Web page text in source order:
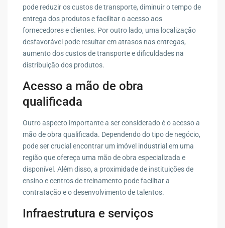
pode reduzir os custos de transporte, diminuir o tempo de
entrega dos produtos e facilitar o acesso aos
fornecedores e clientes. Por outro lado, uma localização
desfavorável pode resultar em atrasos nas entregas,
aumento dos custos de transporte e dificuldades na
distribuição dos produtos.
Acesso a mão de obra
qualificada
Outro aspecto importante a ser considerado é o acesso a
mão de obra qualificada. Dependendo do tipo de negócio,
pode ser crucial encontrar um imóvel industrial em uma
região que ofereça uma mão de obra especializada e
disponível. Além disso, a proximidade de instituições de
ensino e centros de treinamento pode facilitar a
contratação e o desenvolvimento de talentos.
Infraestrutura e serviços